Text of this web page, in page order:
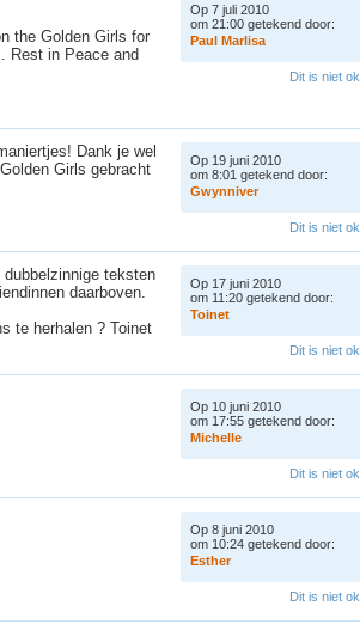
the Golden Girls for
Rest in Peace and
Op 7 juli 2010
om 21:00 getekend door:
Paul Marlisa
Dit is niet ok
Dank je wel
Girls gebracht
Op 19 juni 2010
om 8:01 getekend door:
Gwynniver
Dit is niet ok
teksten
daarboven.
te herhalen ? Toinet
Op 17 juni 2010
om 11:20 getekend door:
Toinet
Dit is niet ok
Op 10 juni 2010
om 17:55 getekend door:
Michelle
Dit is niet ok
Op 8 juni 2010
om 10:24 getekend door:
Esther
Dit is niet ok